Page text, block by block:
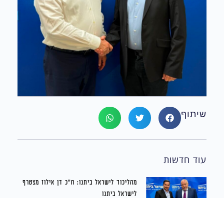
שיתוף
עוד חדשות
מהליכוד לישראל ביתנו: ח״כ דן אילוז מצטרף
לישראל ביתנו